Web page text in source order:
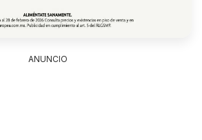
ANUNCIO